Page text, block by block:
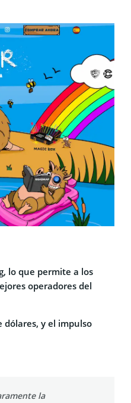
lo que permite a los
operadores del
dólares, y el impulso
la